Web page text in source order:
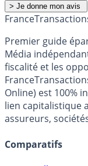
France
Premier guide
Média
fiscalité et les
Online) est 100%
lien capitalistique
assureurs,
Comparatifs